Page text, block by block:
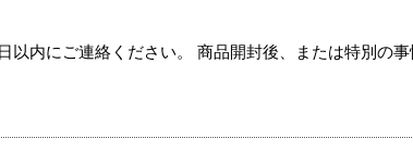
以内にご連絡ください。 商品開封後、または特別の